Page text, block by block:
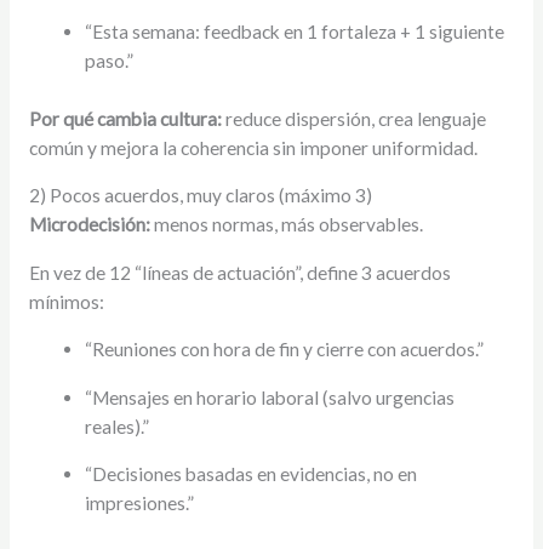
“Esta semana: feedback en 1 fortaleza + 1 siguiente
paso.”
Por qué cambia cultura:reduce dispersión, crea lenguaje
común y mejora la coherencia sin imponer uniformidad.
2) Pocos acuerdos, muy claros (máximo 3)
Microdecisión:menos normas, más observables.
En vez de 12 “líneas de actuación”, define 3 acuerdos
mínimos:
“Reuniones con hora de fin y cierre con acuerdos.”
“Mensajes en horario laboral (salvo urgencias
reales).”
“Decisiones basadas en evidencias, no en
impresiones.”